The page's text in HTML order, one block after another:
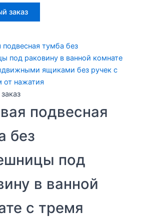
заказ
подвесная
без
под
в ванной
с тремя